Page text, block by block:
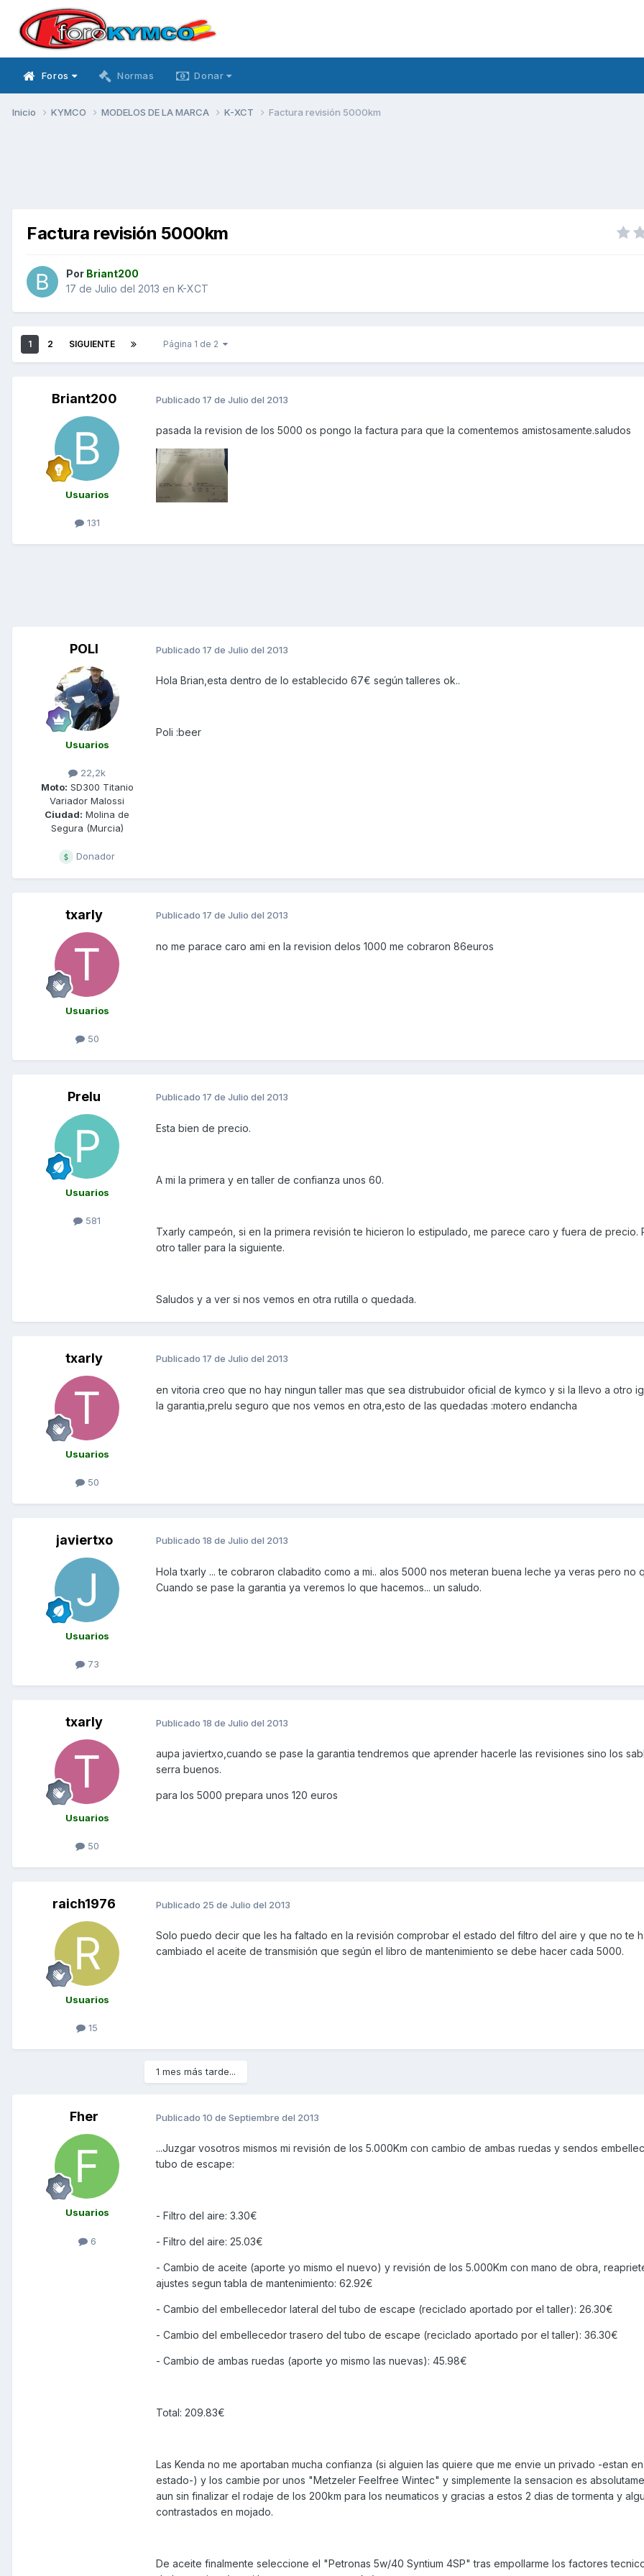
Foros Normas Donar
Inicio KYMCO MODELOS DE LA MARCA K-XCT Factura revisión 5000km
Factura revisión 5000km
Por Briant200
17 de Julio del 2013 en K-XCT
1 2 SIGUIENTE Página 1 de 2
Briant200
Usuarios
131
Publicado 17 de Julio del 2013
pasada la revision de los 5000 os pongo la factura para que la comentemos amistosamente.saludos
POLI
Usuarios
22,2k
Moto: SD300 Titanio
Variador Malossi
Ciudad: Molina de
Segura (Murcia)
Donador
Publicado 17 de Julio del 2013
Hola Brian,esta dentro de lo establecido 67€ según talleres ok..
Poli :beer
txarly
Usuarios
50
Publicado 17 de Julio del 2013
no me parace caro ami en la revision delos 1000 me cobraron 86euros
Prelu
Usuarios
581
Publicado 17 de Julio del 2013
Esta bien de precio.
A mi la primera y en taller de confianza unos 60.
Txarly campeón, si en la primera revisión te hicieron lo estipulado, me parece caro y fuera de precio.
otro taller para la siguiente.
Saludos y a ver si nos vemos en otra rutilla o quedada.
txarly
Usuarios
50
Publicado 17 de Julio del 2013
en vitoria creo que no hay ningun taller mas que sea distrubuidor oficial de kymco y si la llevo a otro
la garantia,prelu seguro que nos vemos en otra,esto de las quedadas :motero endancha
javiertxo
Usuarios
73
Publicado 18 de Julio del 2013
Hola txarly ... te cobraron clabadito como a mi.. alos 5000 nos meteran buena leche ya veras pero no
Cuando se pase la garantia ya veremos lo que hacemos... un saludo.
txarly
Usuarios
50
Publicado 18 de Julio del 2013
aupa javiertxo,cuando se pase la garantia tendremos que aprender hacerle las revisiones sino los
serra buenos.
para los 5000 prepara unos 120 euros
raich1976
Usuarios
15
Publicado 25 de Julio del 2013
Solo puedo decir que les ha faltado en la revisión comprobar el estado del filtro del aire y que no te
cambiado el aceite de transmisión que según el libro de mantenimiento se debe hacer cada 5000.
1 mes más tarde...
Fher
Usuarios
6
Publicado 10 de Septiembre del 2013
...Juzgar vosotros mismos mi revisión de los 5.000Km con cambio de ambas ruedas y sendos
tubo de escape:
- Filtro del aire: 3.30€
- Filtro del aire: 25.03€
- Cambio de aceite (aporte yo mismo el nuevo) y revisión de los 5.000Km con mano de obra,
ajustes segun tabla de mantenimiento: 62.92€
- Cambio del embellecedor lateral del tubo de escape (reciclado aportado por el taller): 26.30€
- Cambio del embellecedor trasero del tubo de escape (reciclado aportado por el taller): 36.30€
- Cambio de ambas ruedas (aporte yo mismo las nuevas): 45.98€
Total: 209.83€
Las Kenda no me aportaban mucha confianza (si alguien las quiere que me envie un privado -estan
estado-) y los cambie por unos "Metzeler Feelfree Wintec" y simplemente la sensacion es
aun sin finalizar el rodaje de los 200km para los neumaticos y gracias a estos 2 dias de tormenta y
contrastados en mojado.
De aceite finalmente seleccione el "Petronas 5w/40 Syntium 4SP" tras empollarme los factores